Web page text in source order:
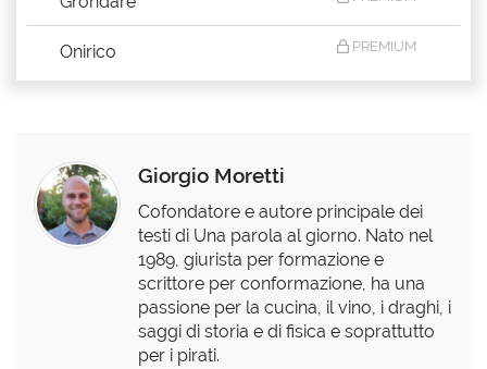
Onirico PREMIUM
Giorgio Moretti
Cofondatore e autore principale dei
testi di Una parola al giorno. Nato nel
1989, giurista per formazione e
scrittore per conformazione, ha una
passione per la cucina, il vino, i draghi, i
saggi di storia e di fisica e soprattutto
per i pirati.